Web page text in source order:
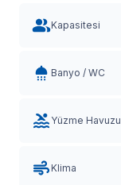
Kapasitesi
Banyo / WC
Yüzme Havuzu
Klima